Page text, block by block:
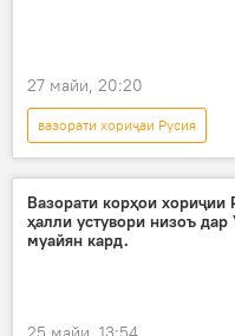
27 майи, 20:20
вазорати хориҷаи Русия
Вазъ дар Ховари Миёна:
Украина
амалиёти
террорист
Вазорати корҳои хориҷии
ҳалли устувори низоъ дар
муайян кард.